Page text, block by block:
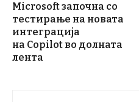
Microsoft започна со
тестирање на новата
интеграција
на Copilot во долната
лента